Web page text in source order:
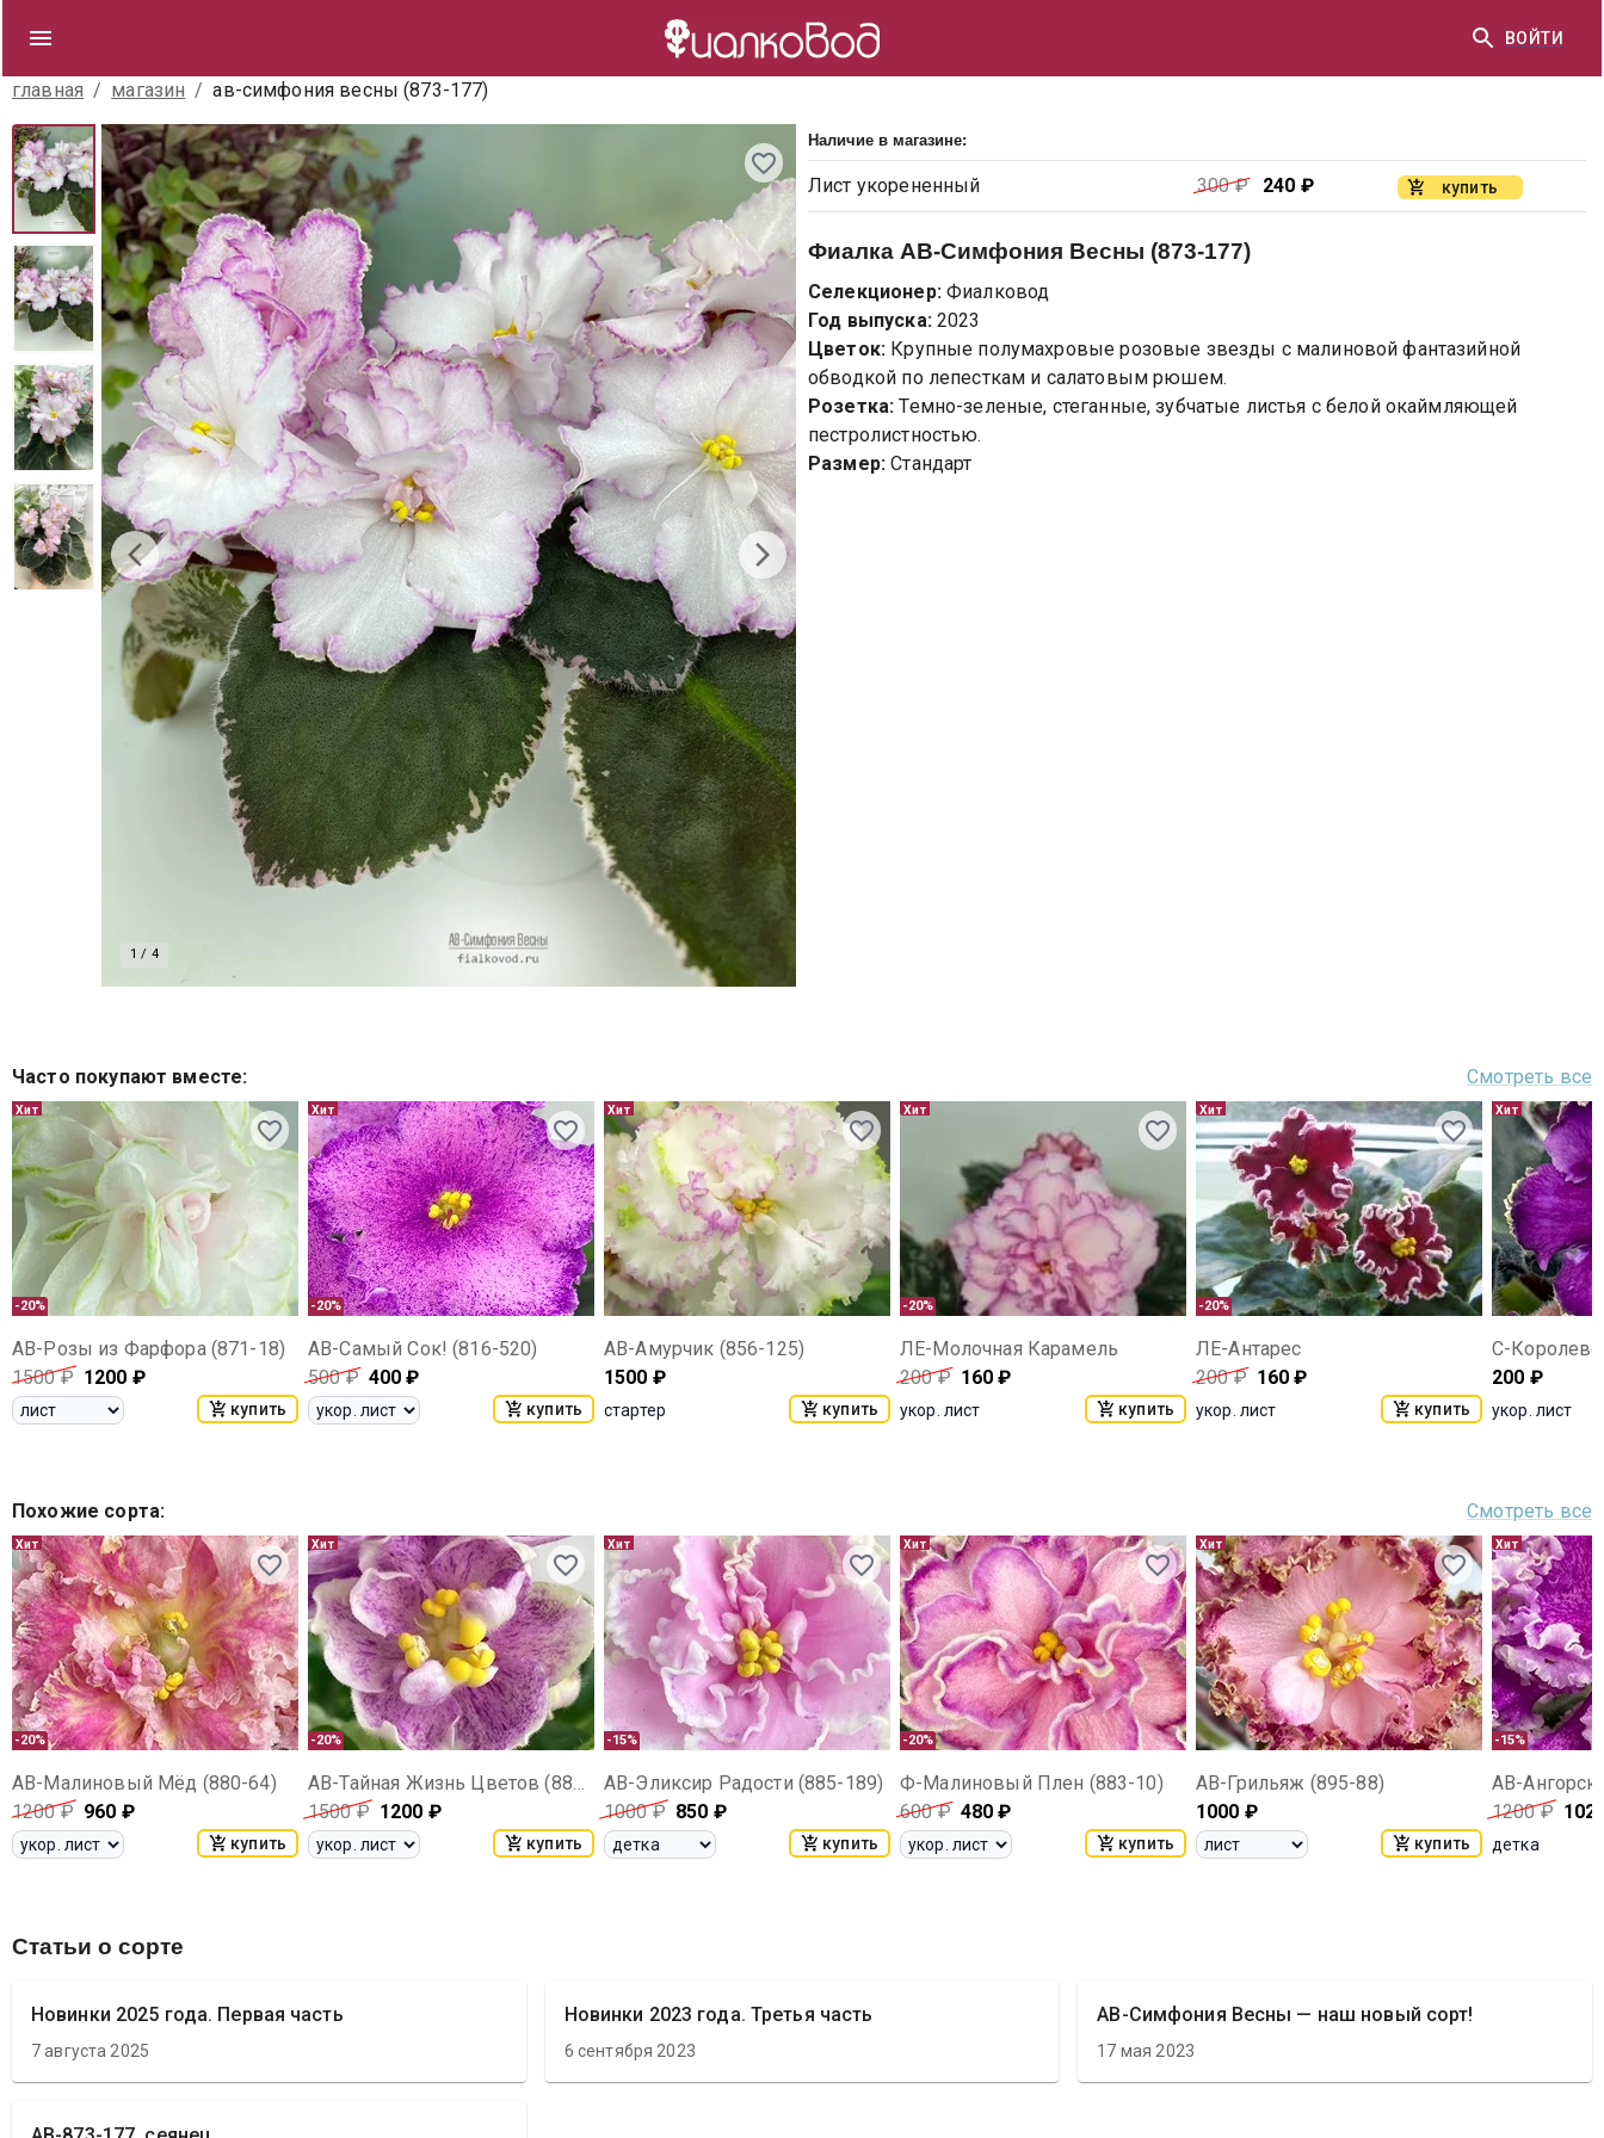
ВОЙТИ
главная / магазин / ав-симфония весны (873-177)
1 / 4
Наличие в магазине:
Лист укорененный 300₽ 240 ₽ купить
Фиалка АВ-Симфония Весны (873-177)
Селекционер: Фиалковод
Год выпуска: 2023
Цветок: Крупные полумахровые розовые звезды с малиновой фантазийной
обводкой по лепесткам и салатовым рюшем.
Розетка: Темно-зеленые, стеганные, зубчатые листья с белой окаймляющей
пестролистностью.
Размер: Стандарт
Часто покупают вместе: Смотреть все
-20%
Хит
АВ-Розы из Фарфора (871-18)
1500₽ 1200 ₽
купить
-20%
Хит
АВ-Самый Сок! (816-520)
500₽ 400 ₽
купить
Хит
АВ-Амурчик (856-125)
1500 ₽
стартер купить
-20%
Хит
ЛЕ-Молочная Карамель
200₽ 160 ₽
укор. лист купить
-20%
Хит
ЛЕ-Антарес
200₽ 160 ₽
укор. лист купить
Хит
С-
200 ₽
укор. лист
Похожие сорта: Смотреть все
-20%
Хит
АВ-Малиновый Мёд (880-64)
1200₽ 960 ₽
купить
-20%
Хит
АВ-Тайная Жизнь Цветов (883-87)
1500₽ 1200 ₽
купить
-15%
Хит
АВ-Эликсир Радости (885-189)
1000₽ 850 ₽
купить
-20%
Хит
Ф-Малиновый Плен (883-10)
600₽ 480 ₽
купить
Хит
АВ-Грильяж (895-88)
1000 ₽
купить
-15%
Хит
АВ-
1200₽
детка
Статьи о сорте
Новинки 2025 года. Первая часть
7 августа 2025
Новинки 2023 года. Третья часть
6 сентября 2023
АВ-Симфония Весны — наш новый сорт!
17 мая 2023